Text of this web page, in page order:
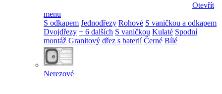
Otevřít
menu
S odkapem Jednodřezy Rohové S vaničkou a odkapem
Dvojdřezy + 6 dalších S vaničkou Kulaté Spodní
montáž Granitový dřez s baterií Černé Bílé
Nerezové